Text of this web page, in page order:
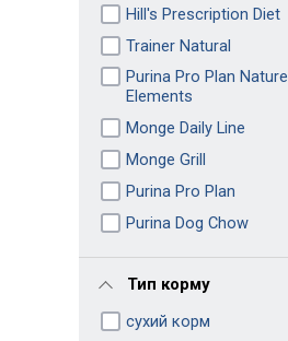
Hill's Prescription Diet
Trainer Natural
Purina Pro Plan Nature
Elements
Monge Daily Line
Monge Grill
Purina Pro Plan
Purina Dog Chow
Тип корму
сухий корм